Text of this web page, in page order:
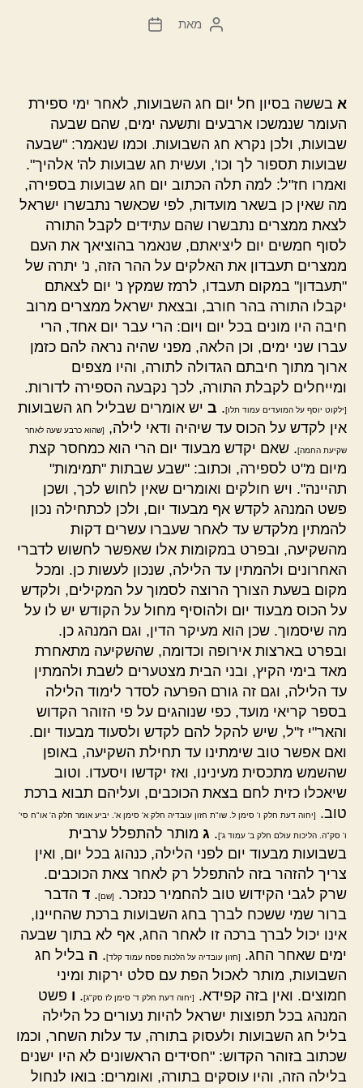
המחבר
מאת
תאריך
א בששה בסיון חל יום חג השבועות, לאחר ימי ספירת
העומר שנמשכו ארבעים ותשעה ימים, שהם שבעה
שבועות, ולכן נקרא חג השבועות. וכמו שנאמר: "שבעה
שבועות תספור לך וכו', ועשית חג שבועות לה' אלהיך".
ואמרו חז"ל: למה תלה הכתוב יום חג שבועות בספירה,
מה שאין כן בשאר מועדות, לפי שכאשר נתבשרו ישראל
לצאת ממצרים נתבשרו שהם עתידים לקבל התורה
לסוף חמשים יום ליציאתם, שנאמר בהוציאך את העם
ממצרים תעבדון את האלקים על ההר הזה, נ' יתרה של
"תעבדון" במקום תעבדו, לרמז שמקץ נ' יום לצאתם
יקבלו התורה בהר חורב, ובצאת ישראל ממצרים מרוב
חיבה היו מונים בכל יום ויום: הרי עבר יום אחד, הרי
עברו שני ימים, וכן הלאה, מפני שהיה נראה להם כזמן
ארוך מתוך חיבתם הגדולה לתורה, והיו מצפים
ומייחלים לקבלת התורה, לכך נקבעה הספירה לדורות.
[ילקוט יוסף על המועדים עמוד תלו]. ב יש אומרים שבליל חג השבועות
אין לקדש על הכוס עד שיהיה ודאי לילה,
[שהוא כרבע שעה לאחר
שקיעת החמה]. שאם יקדש מבעוד יום הרי הוא כמחסר קצת
מיום מ"ט לספירה, וכתוב: "שבע שבתות "תמימות"
תהיינה". ויש חולקים ואומרים שאין לחוש לכך, ושכן
פשט המנהג לקדש אף מבעוד יום, ולכן לכתחילה נכון
להמתין מלקדש עד לאחר שעברו עשרים דקות
מהשקיעה, ובפרט במקומות אלו שאפשר לחשוש לדברי
האחרונים ולהמתין עד הלילה, שנכון לעשות כן. ומכל
מקום בשעת הצורך הרוצה לסמוך על המקילים, ולקדש
על הכוס מבעוד יום ולהוסיף מחול על הקודש יש לו על
מה שיסמוך. שכן הוא מעיקר הדין, וגם המנהג כן.
ובפרט בארצות אירופה וכדומה, שהשקיעה מתאחרת
מאד בימי הקיץ, ובני הבית מצטערים לשבת ולהמתין
עד הלילה, וגם זה גורם הפרעה לסדר לימוד הלילה
בספר קריאי מועד, כפי שנוהגים על פי הזוהר הקדוש
והאר"י ז"ל, שיש להקל להם לקדש ולסעוד מבעוד יום.
ואם אפשר טוב שימתינו עד תחילת השקיעה, באופן
שהשמש מתכסית מעינינו, ואז יקדשו ויסעדו. וטוב
שיאכלו כזית לחם בצאת הכוכבים, ועליהם תבוא ברכת
טוב.
[יחוה דעת חלק ו' סימן ל. שו"ת חזון עובדיה חלק א' סימן א'. יביע אומר חלק ה' או"ח סי'
ו' סק"ה. הליכות עולם חלק ב' עמוד ג']. ג מותר להתפלל ערבית
בשבועות מבעוד יום לפני הלילה, כנהוג בכל יום, ואין
צריך להזהר בזה להתפלל רק לאחר צאת הכוכבים.
שרק לגבי הקידוש טוב להחמיר כנזכר.
[שם]. ד הדבר
ברור שמי ששכח לברך בחג השבועות ברכת שהחיינו,
אינו יכול לברך ברכה זו לאחר החג, אף לא בתוך שבעה
ימים שאחר החג.
[חזון עובדיה על הלכות פסח עמוד קלד]. ה בליל חג
השבועות, מותר לאכול הפת עם סלט ירקות ומיני
חמוצים. ואין בזה קפידא.
[יחוה דעת חלק ד' סימן לז סק"ג]. ו פשט
המנהג בכל תפוצות ישראל להיות נעורים כל הלילה
בליל חג השבועות ולעסוק בתורה, עד עלות השחר, וכמו
שכתוב בזוהר הקדוש: "חסידים הראשונים לא היו ישנים
בלילה הזה, והיו עוסקים בתורה, ואומרים: בואו לנחול